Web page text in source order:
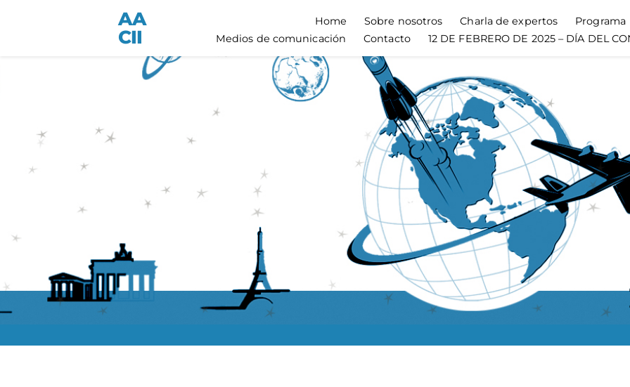
AA
CII
Home Sobre nosotros Charla de expertos
Programa
Medios de comunicación
Contacto 12 DE FEBRERO DE 2025 – DÍA DEL